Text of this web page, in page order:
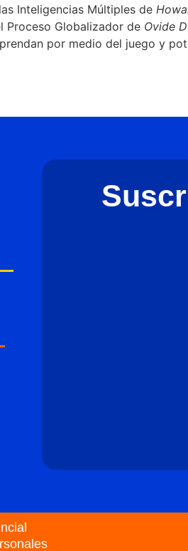
Inteligencias Múltiples de
Proceso Globalizador de Ovide
por medio del juego y